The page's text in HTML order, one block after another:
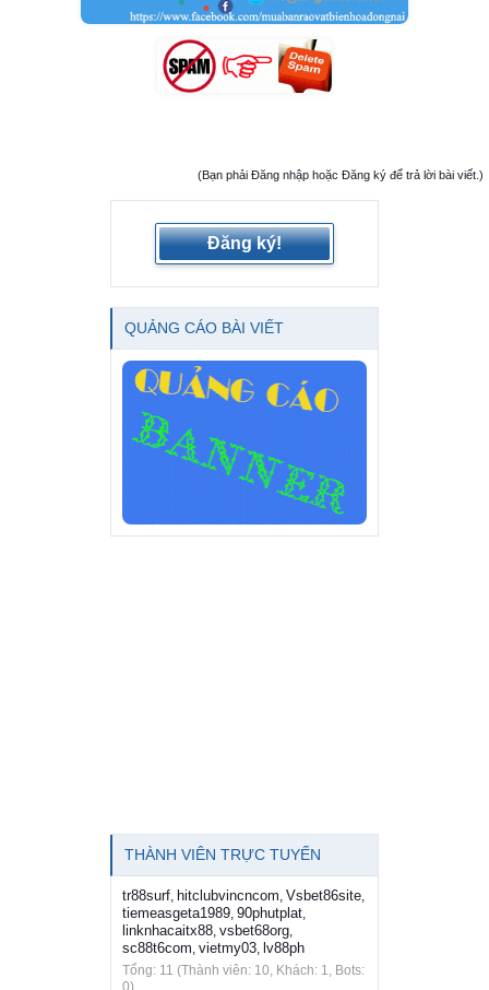
(Bạn phải Đăng nhập hoặc Đăng ký để trả lời bài viết.)
Đăng ký!
QUẢNG CÁO BÀI VIẾT
THÀNH VIÊN TRỰC TUYẾN
tr88surf hitclubvincncom Vsbet86site
tiemeasgeta1989 90phutplat
linknhacaitx88 vsbet68org
sc88t6com vietmy03 lv88ph
Tổng: 11 (Thành viên: 10, Khách: 1, Bots:
0)